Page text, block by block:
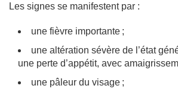
Les signes se manifestent par :
une fièvre importante ;
une altération sévère de l’état
une perte d’appétit, avec
une pâleur du visage ;